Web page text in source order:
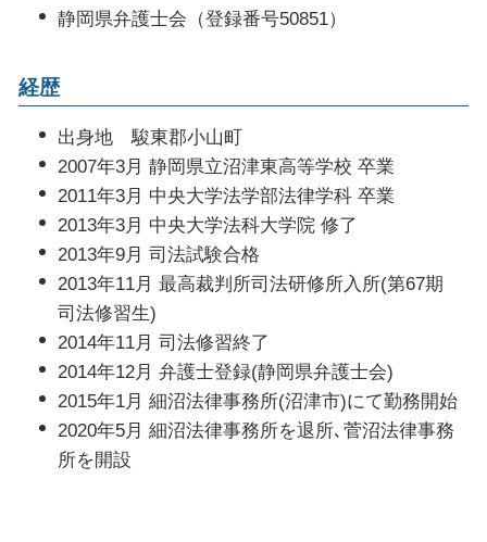
債権回収 訴訟
静岡県弁護士会（登録番号50851）
経歴
出身地 駿東郡小山町
2007年3月 静岡県立沼津東高等学校 卒業
2011年3月 中央大学法学部法律学科 卒業
2013年3月 中央大学法科大学院 修了
2013年9月 司法試験合格
2013年11月 最高裁判所司法研修所入所(第67期
司法修習生)
2014年11月 司法修習終了
2014年12月 弁護士登録(静岡県弁護士会)
2015年1月 細沼法律事務所(沼津市)にて勤務開始
2020年5月 細沼法律事務所を退所､菅沼法律事務
所を開設